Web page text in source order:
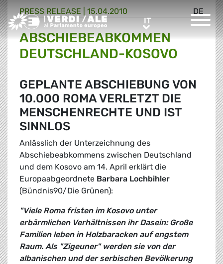
Greens/EFA Home ITIT
DE
PRESS RELEASE | 15.04.2010
ABSCHIEBEABKOMMEN
DEUTSCHLAND-KOSOVO
GEPLANTE ABSCHIEBUNG VON
10.000 ROMA VERLETZT DIE
MENSCHENRECHTE UND IST
SINNLOS
Anlässlich der Unterzeichnung des
Abschiebeabkommens zwischen Deutschland
und dem Kosovo am 14. April erklärt die
Europaabgeordnete Barbara Lochbihler
(Bündnis90/Die Grünen):
"Viele Roma fristen im Kosovo unter
erbärmlichen Verhältnissen ihr Dasein: Große
Familien leben in Holzbaracken auf engstem
Raum. Als "Zigeuner" werden sie von der
albanischen und der serbischen Bevölkerung